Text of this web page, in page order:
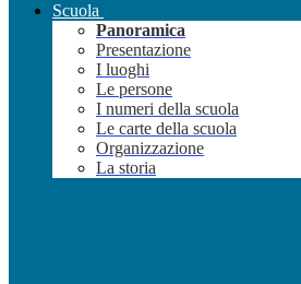
Scuola
Panoramica
Presentazione
I luoghi
Le persone
I numeri della scuola
Le carte della scuola
Organizzazione
La storia